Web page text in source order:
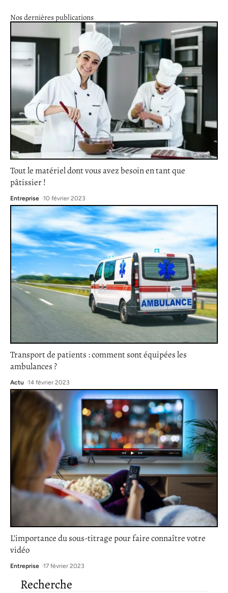
Nos dernières publications
Tout le matériel dont vous avez besoin en tant que
pâtissier !
Entreprise 10 février 2023
Transport de patients : comment sont équipées les
ambulances ?
Actu 14 février 2023
L’importance du sous-titrage pour faire connaître votre
vidéo
Entreprise 17 février 2023
Recherche